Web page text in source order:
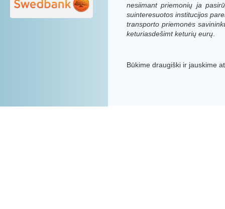
nesiimant priemonių ja
suinteresuotos institucijos
transporto priemonės
keturiasdešimt keturių eurų
Būkime draugiški ir jauskime